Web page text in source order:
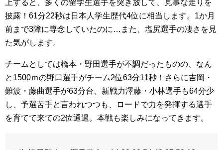
上すると、多くの留学生選手を突き放して、見事な走りを
披露！61分22秒は日本人学生歴代4位に相当します。1か月
前まで3障に専念していたのに…また、塩尻選手の凄さを見
た気がします。
チームとしては橋本・野田選手が不調だったものの、なん
と1500ｍの野口選手がチーム2位63分11秒！さらに吉岡・
難波・藤曲選手が63分台、新戦力澤藤・小林選手も64分少
し、予選苦手と言われつつも、ロードで力を発揮する選手
を育てて来ての2位通過。本戦も楽しみになってきます。